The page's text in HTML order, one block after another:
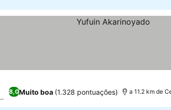
8,0Muito boa (1.328 pontuações) a 11.2 km de